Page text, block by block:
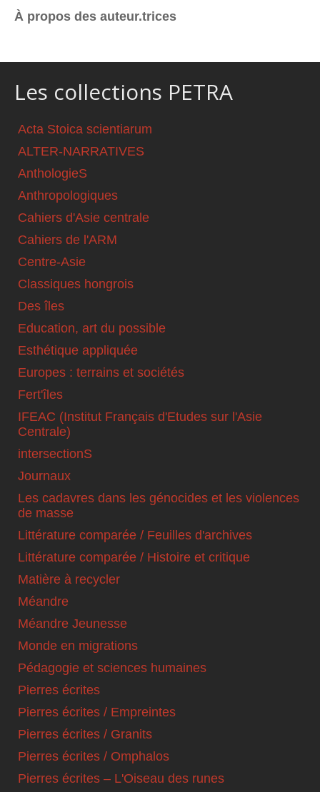
À propos des auteur.trices
Les collections PETRA
Acta Stoica scientiarum
ALTER-NARRATIVES
AnthologieS
Anthropologiques
Cahiers d'Asie centrale
Cahiers de l'ARM
Centre-Asie
Classiques hongrois
Des îles
Education, art du possible
Esthétique appliquée
Europes : terrains et sociétés
Fert'îles
IFEAC (Institut Français d'Etudes sur l'Asie
Centrale)
intersectionS
Journaux
Les cadavres dans les génocides et les violences
de masse
Littérature comparée / Feuilles d'archives
Littérature comparée / Histoire et critique
Matière à recycler
Méandre
Méandre Jeunesse
Monde en migrations
Pédagogie et sciences humaines
Pierres écrites
Pierres écrites / Empreintes
Pierres écrites / Granits
Pierres écrites / Omphalos
Pierres écrites – L'Oiseau des runes